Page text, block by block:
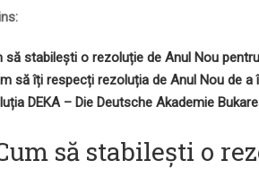
să stabilești o rezoluție de Anul Nou
să îți respecți rezoluția de Anul Nou de a
DEKA – Die Deutsche Akademie
să stabilești o